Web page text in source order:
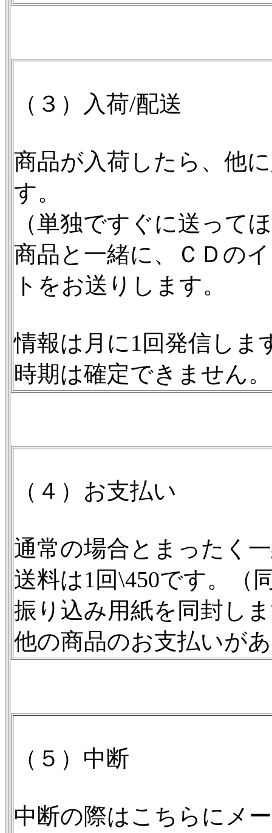
（３）入荷/配送
商品が入荷したら、他
す。
（単独ですぐに送って
商品と一緒に、ＣＤの
トをお送りします。
情報は月に1回発信しま
時期は確定できません
（４）お支払い
通常の場合とまったく
送料は1回\450です。（
振り込み用紙を同封し
他の商品のお支払いが
（５）中断
中断の際はこちらにメ